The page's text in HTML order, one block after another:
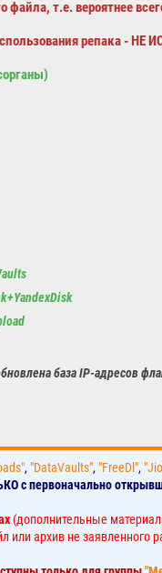
файла, т.е. вероятнее
репака - НЕ
база IP-адресов
, "DataVaults", "FreeDl",
с первоначально
(дополнительные
или архив не заявленного